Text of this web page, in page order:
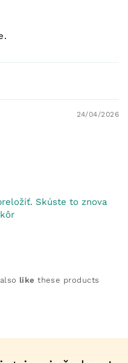
24/04/2026
Skúste to znova
like these products